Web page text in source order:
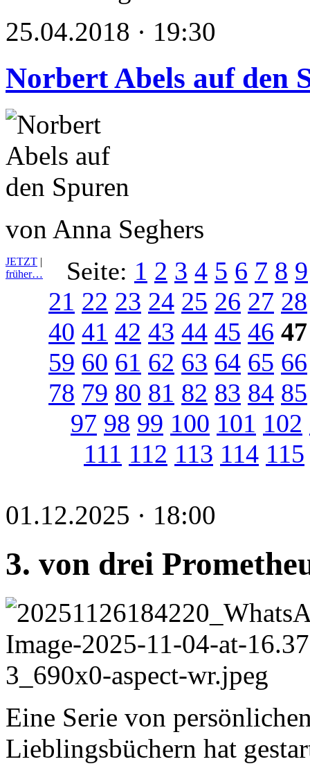
25.04.2018 · 19:30
Norbert Abels auf den
von Anna Seghers
JETZT |
früher…
Seite: 1 2 3 4 5 6 7 8 9
21 22 23 24 25 26 27 28
40 41 42 43 44 45 46 47
59 60 61 62 63 64 65 66
78 79 80 81 82 83 84 85
97 98 99 100 101 102
111 112 113 114 115
01.12.2025 · 18:00
3. von drei
Eine Serie von
Lieblingsbüchern hat